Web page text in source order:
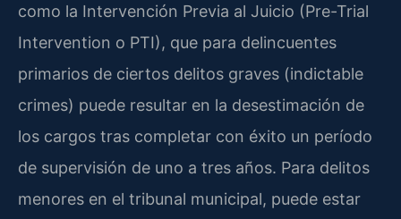
como la Intervención Previa al Juicio (Pre-Trial
Intervention o PTI), que para delincuentes
primarios de ciertos delitos graves (indictable
crimes) puede resultar en la desestimación de
los cargos tras completar con éxito un período
de supervisión de uno a tres años. Para delitos
menores en el tribunal municipal, puede estar